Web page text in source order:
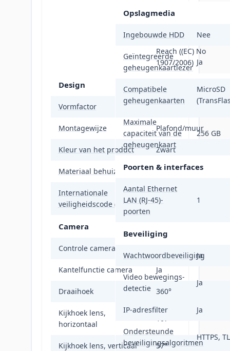
WEEE (2012/19/EU);
Reach ((EC) No
1907/2006)
Design
Vormfactor Rond
Montagewijze Plafond/muur
Kleur van het product Zwart
Materiaal behuizing Aluminium,
Internationale
veiligheidscode (IP)
IP67
Camera
Controle camerapanning
Kantelfunctie camera Ja
Draaihoek 360°
Kijkhoek lens,
horizontaal
107°
Kijkhoek lens, verticaal 57°
Opslagmedia
Ingebouwde HDD Nee
Geïntegreerde
geheugenkaartlezer
Ja
Compatibele
geheugenkaarten
MicroSD
Maximale
capaciteit van de
geheugenkaart
256 GB
Poorten & interfaces
Aantal Ethernet
LAN (RJ-45)-
poorten
1
Beveiliging
Wachtwoordbeveiliging
Ja
Video bewegings-
detectie
Ja
IP-adresfilter Ja
Ondersteunde
beveiligingsalgoritmen
HTTPS,